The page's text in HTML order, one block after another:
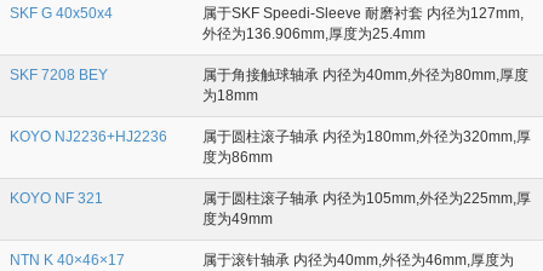
SKF G 40x50x4
属于SKF Speedi-Sleeve 耐磨衬套 内径为127mm,
外径为136.906mm,厚度为25.4mm
SKF 7208 BEY
属于角接触球轴承 内径为40mm,外径为80mm,厚度
为18mm
KOYO NJ2236+HJ2236
属于圆柱滚子轴承 内径为180mm,外径为320mm,厚
度为86mm
KOYO NF 321
属于圆柱滚子轴承 内径为105mm,外径为225mm,厚
度为49mm
NTN K 40×46×17
属于滚针轴承 内径为40mm,外径为46mm,厚度为